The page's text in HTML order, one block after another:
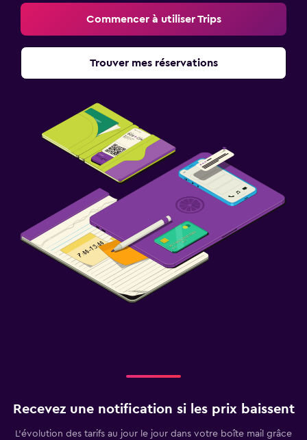
Commencer à utiliser Trips
Trouver mes réservations
Recevez une notification si les prix baissent
L’évolution des tarifs au jour le jour dans votre boîte mail grâce